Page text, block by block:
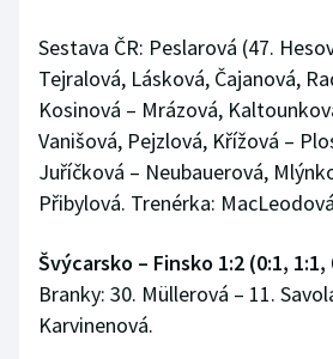
Sestava ČR: Peslarová (47.
Tejralová, Lásková, Čajanová,
Kosinová – Mrázová,
Vanišová, Pejzlová, Křížová –
Juříčková – Neubauerová,
Přibylová. Trenérka:
Švýcarsko – Finsko 1:2 (0:1, 1:1,
Branky: 30. Müllerová – 11.
Karvinenová.